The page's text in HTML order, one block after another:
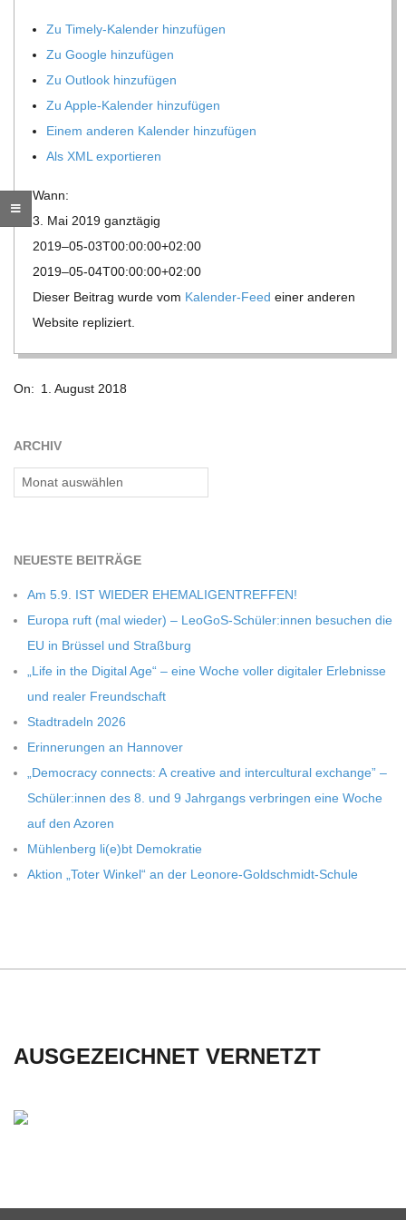
O
R
E
G
O
L
D
S
C
H
M
I
D
T
-
S
C
H
E
Zu Timely-Kalen­der hinzufügen
Zu Google hinzufügen
Zu Out­look hinzufügen
Zu Apple-Kalen­der hinzufügen
Einem ande­ren Kalen­der hinzufügen
Als XML exportieren
Wann:
3. Mai 2019 ganz­tä­gig
2019–05-03T00:00:00+02:00
2019–05-04T00:00:00+02:00
Die­ser Bei­trag wurde vom Kalen­der-Feed einer ande­ren
Web­site repliziert.
08-
On: 1. August 2018
ARCHIV
Archiv
NEU­ESTE BEITRÄGE
Am 5.9. IST WIEDER EHEMALIGENTREFFEN!
Europa ruft (mal wie­der) – LeoGoS-Schüler:innen besu­chen die
EU in Brüs­sel und Straßburg
„Life in the Digi­tal Age“ – eine Woche vol­ler digi­ta­ler Erleb­nisse
und rea­ler Freundschaft
Stadt­ra­deln 2026
Erin­ne­run­gen an Hannover
„Demo­cracy con­nects: A crea­tive and inter­cul­tu­ral exch­ange” –
Schüler:innen des 8. und 9 Jahr­gangs ver­brin­gen eine Woche
auf den Azoren
Müh­len­berg li(e)bt Demokratie
Aktion „Toter Win­kel“ an der Leonore-Goldschmidt-Schule
AUSGEZEICHNET VERNETZT